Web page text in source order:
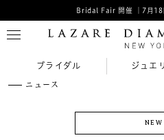
Bridal Fair 開催 ｜7月
ブライダル ジュエ
ニュース
NEW